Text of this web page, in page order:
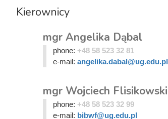
Kierownicy
mgr Angelika Dąbal
phone: +48 58 523 32 81
e-mail: angelika.dabal@ug.edu.pl
mgr Wojciech Flisikowski
phone: +48 58 523 32 99
e-mail: bibwf@ug.edu.pl